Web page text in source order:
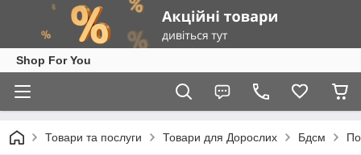
Shop For You
Товари та послуги Товари для Дорослих Бдсм